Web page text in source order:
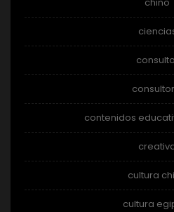
contenidos
cultura
cultura